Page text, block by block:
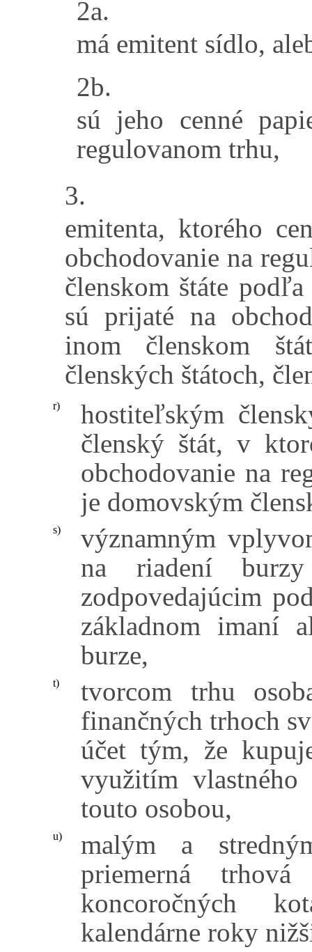
2a.
má emitent sídlo,
2b.
sú jeho cenné
regulovanom trhu,
3.
emitenta, ktorého
obchodovanie na
členskom štáte
sú prijaté na
inom členskom
členských štátoch,
r)
hostiteľským
členský štát, v
obchodovanie na
je domovským
s)
významným
na riadení
zodpovedajúcim
základnom imaní
burze,
t)
tvorcom trhu
finančných trhoch
účet tým, že
využitím
touto osobou,
u)
malým a
priemerná
koncoročných
kalendárne roky